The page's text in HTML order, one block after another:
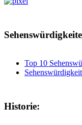
Top 10
Historie: